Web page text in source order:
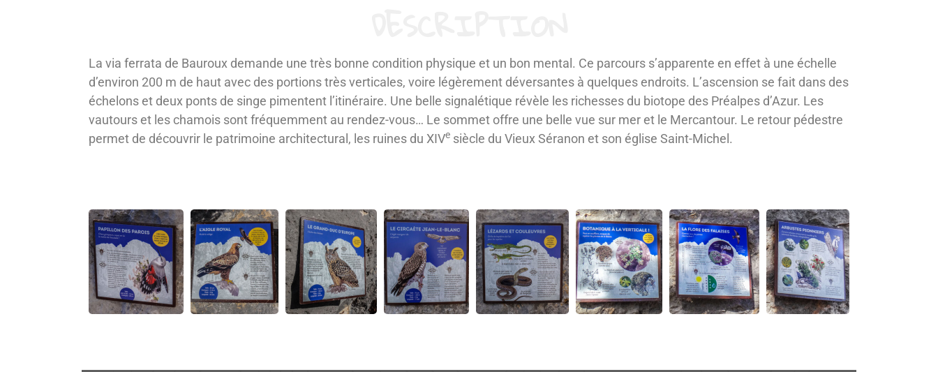
La via ferrata de Bauroux demande une très bonne condition physique et un bon mental. Ce parcours s’apparente en effet à une échelle
d’environ 200 m de haut avec des portions très verticales, voire légèrement déversantes à quelques endroits. L’ascension se fait dans des
échelons et deux ponts de singe pimentent l’itinéraire. Une belle signalétique révèle les richesses du biotope des Préalpes d’Azur. Les
vautours et les chamois sont fréquemment au rendez-vous… Le sommet offre une belle vue sur mer et le Mercantour. Le retour pédestre
permet de découvrir le patrimoine architectural, les ruines du XIVe siècle du Vieux Séranon et son église Saint-Michel.